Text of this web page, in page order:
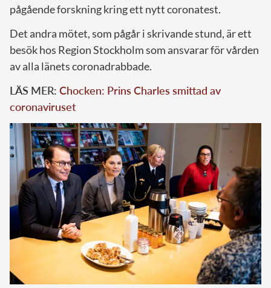
pågående forskning kring ett nytt coronatest.
Det andra mötet, som pågår i skrivande stund, är ett
besök hos Region Stockholm som ansvarar för vården
av alla länets coronadrabbade.
LÄS MER: Chocken: Prins Charles smittad av
coronaviruset